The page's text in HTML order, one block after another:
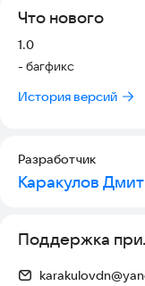
Что нового
Версия:
1.0
- багфикс
История версий
Разработчик
Каракулов
Поддержка